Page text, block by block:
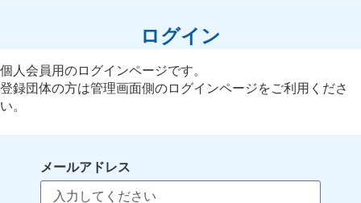
ログイン
個人会員用のログインページです。
登録団体の方は管理画面側のログインページをご利用くださ
い。
メールアドレス